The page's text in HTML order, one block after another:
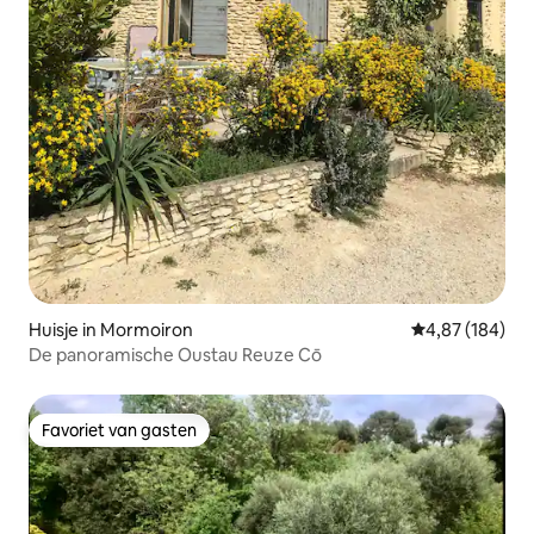
Huisje in Mormoiron Gemiddelde
4,87 (184)
De panoramische Oustau Reuze Cō
Favoriet van gasten
Favoriet van gasten